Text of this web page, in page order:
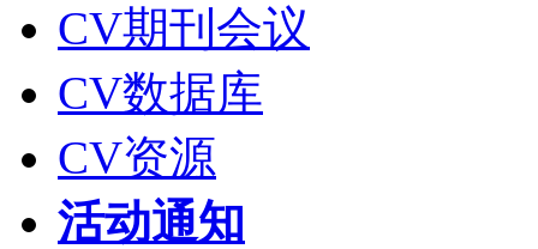
CV期刊会议
CV数据库
CV资源
活动通知